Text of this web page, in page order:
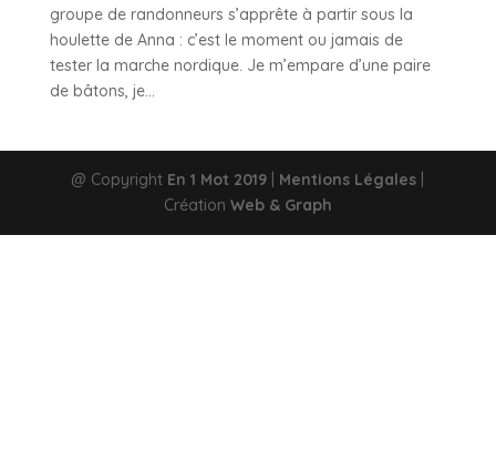
groupe de randonneurs s’apprête à partir sous la
houlette de Anna : c’est le moment ou jamais de
tester la marche nordique. Je m’empare d’une paire
de bâtons, je...
@ Copyright En 1 Mot 2019 Mentions Légales
Création Web & Graph